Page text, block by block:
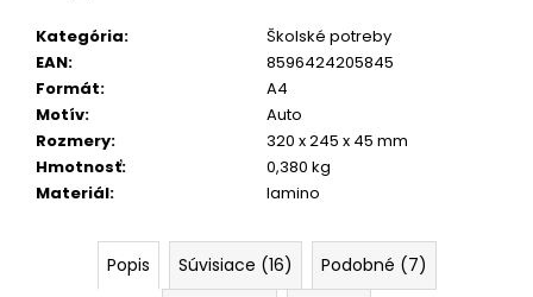
Kategória:
Školské potreby
EAN:
8596424205845
Formát:
A4
Motív:
Auto
Rozmery:
320 x 245 x 45 mm
Hmotnosť:
0,380 kg
Materiál: lamino
Popis Súvisiace (16)
Podobné (7)
BOX
NA
ZOŠITY
A4
JUMBO
PLAYWORLD
PIXEL
5,96